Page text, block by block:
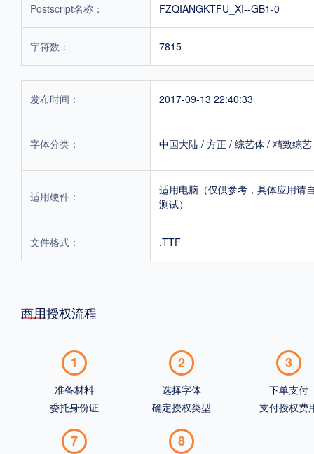
Postscript名称： FZQIANGKTFU_XI--GB1-0
字符数： 7815
发布时间： 2017-09-13 22:40:33
字体分类： 中国大陆 / 方正 / 综艺体 / 精致综艺
适用硬件：
适用电脑（仅供参考，具体应用请
测试）
文件格式： .TTF
商用授权流程
1
准备材料
委托身份证
2
选择字体
确定授权类型
3
下单支付
支付授权费
7 8